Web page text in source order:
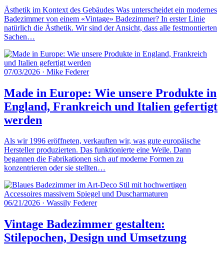
Ästhetik im Kontext des Gebäudes Was unterscheidet ein modernes
Badezimmer von einem «Vintage» Badezimmer? In erster Linie
natürlich die Ästhetik. Wir sind der Ansicht, dass alle festmontierten
Sachen…
07/03/2026 · Mike Federer
Made in Europe: Wie unsere Produkte in
England, Frankreich und Italien gefertigt
werden
Als wir 1996 eröffneten, verkauften wir, was gute europäische
Hersteller produzierten. Das funktionierte eine Weile. Dann
begannen die Fabrikationen sich auf moderne Formen zu
konzentrieren oder sie stellten…
06/21/2026 · Wassily Federer
Vintage Badezimmer gestalten:
Stilepochen, Design und Umsetzung